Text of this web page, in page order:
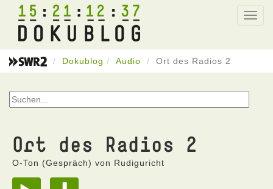
15 21 12 37
Dokublog Audio Ort des Radios 2
Ort des Radios 2
O-Ton (Gespräch) von Rudiguricht